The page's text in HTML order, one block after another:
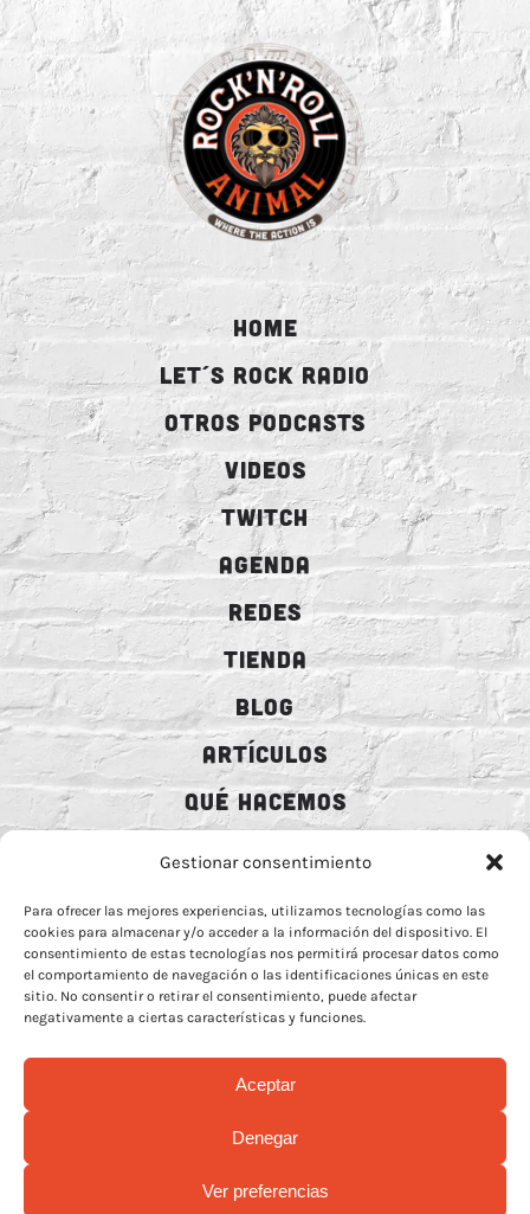
Gestionar consentimiento
Para ofrecer las mejores experiencias, utilizamos tecnologías como las
cookies para almacenar y/o acceder a la información del dispositivo. El
consentimiento de estas tecnologías nos permitirá procesar datos como
el comportamiento de navegación o las identificaciones únicas en este
sitio. No consentir o retirar el consentimiento, puede afectar
negativamente a ciertas características y funciones.
Aceptar
Denegar
Ver preferencias
HOME
LET´S ROCK RADIO
OTROS PODCASTS
VIDEOS
TWITCH
AGENDA
REDES
TIENDA
BLOG
ARTÍCULOS
QUÉ HACEMOS
MECENAZGO
CONTACTO
BIO
POLÍTICA DE COOCKIES–
POLÍTICA DE PRIVACIDAD REDES
© Copyright 2026 | Rock Animal Radio | All Rights Reserved |